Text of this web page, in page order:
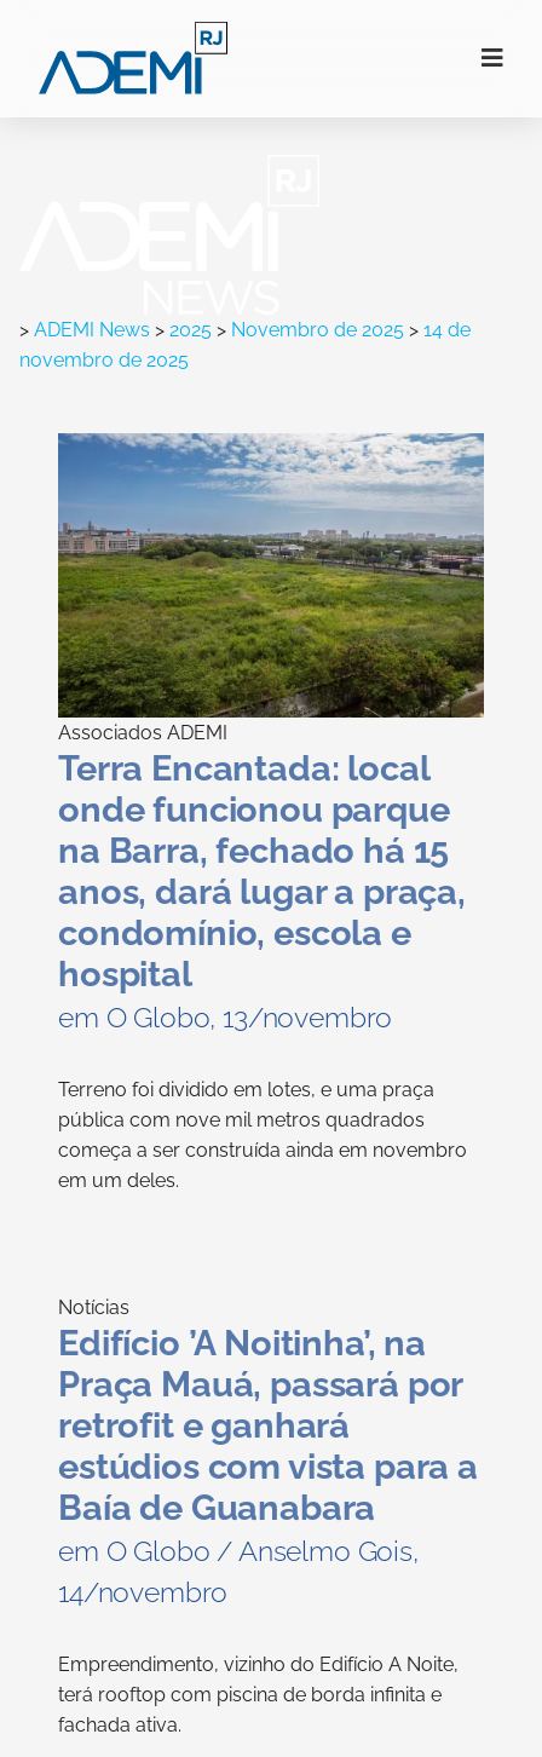
> ADEMI News > 2025 > Novembro de 2025 > 14 de
novembro de 2025
Associados ADEMI
Terra Encantada: local
onde funcionou parque
na Barra, fechado há 15
anos, dará lugar a praça,
condomínio, escola e
hospital
em O Globo, 13/novembro
Terreno foi dividido em lotes, e uma praça
pública com nove mil metros quadrados
começa a ser construída ainda em novembro
em um deles.
Notícias
Edifício ’A Noitinha’, na
Praça Mauá, passará por
retrofit e ganhará
estúdios com vista para a
Baía de Guanabara
em O Globo / Anselmo Gois,
14/novembro
Empreendimento, vizinho do Edifício A Noite,
terá rooftop com piscina de borda infinita e
fachada ativa.